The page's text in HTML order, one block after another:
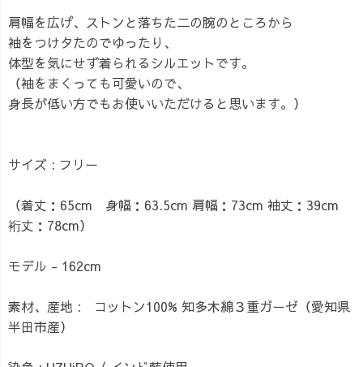
肩幅を広げ、ストンと落ちた二の腕のところから
袖をつけタたのでゆったり、
体型を気にせず着られるシルエットです。
（袖をまくっても可愛いので、
身長が低い方でもお使いいただけると思います。）
サイズ : フリー
（着丈：65cm 身幅：63.5cm 肩幅：73cm 袖丈：39cm
裄丈：78cm）
モデル - 162cm
素材、産地 : コットン100% 知多木綿３重ガーゼ（愛知県
半田市産）